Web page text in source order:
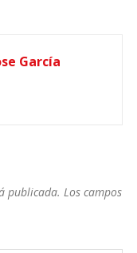
García
publicada. Los campos